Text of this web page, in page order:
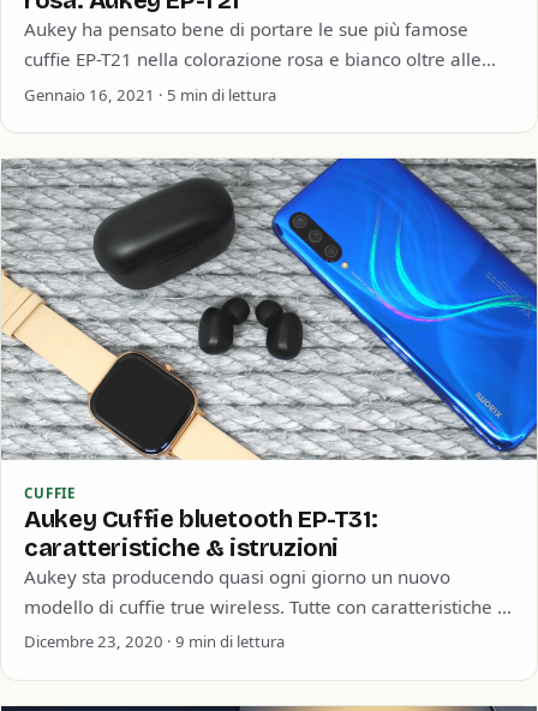
Aukey ha pensato bene di portare le sue più famose
cuffie EP-T21 nella colorazione rosa e bianco oltre alle
famose nere già…
Gennaio 16, 2021 · 5 min di lettura
CUFFIE
Aukey Cuffie bluetooth EP-T31:
caratteristiche & istruzioni
Aukey sta producendo quasi ogni giorno un nuovo
modello di cuffie true wireless. Tutte con caratteristiche e
design differenti. Ho infatti già…
Dicembre 23, 2020 · 9 min di lettura